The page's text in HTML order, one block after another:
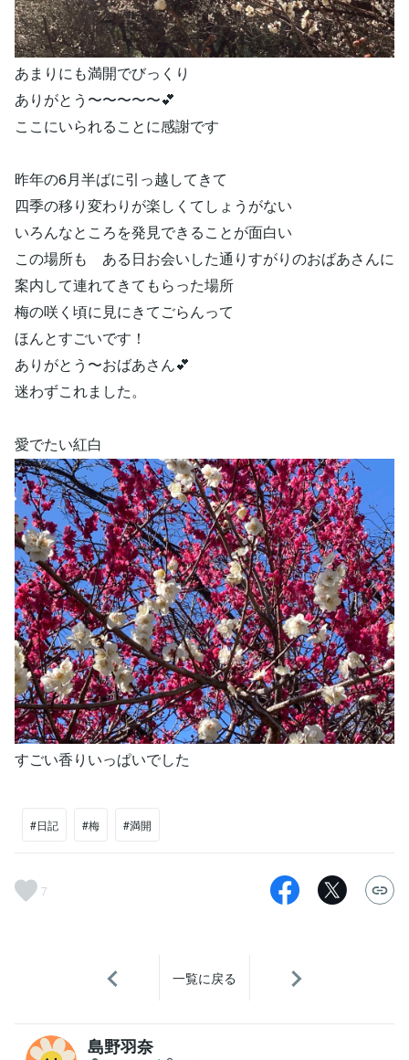
あまりにも満開でびっくり
ありがとう〜〜〜〜〜💕
ここにいられることに感謝です
昨年の6月半ばに引っ越してきて
四季の移り変わりが楽しくてしょうがない
いろんなところを発見できることが面白い
この場所も ある日お会いした通りすがりのおばあさんに
案内して連れてきてもらった場所
梅の咲く頃に見にきてごらんって
ほんとすごいです！
ありがとう〜おばあさん💕
迷わずこれました。
愛でたい紅白
すごい香りいっぱいでした
#日記 #梅 #満開
7
一覧に戻る
島野羽奈